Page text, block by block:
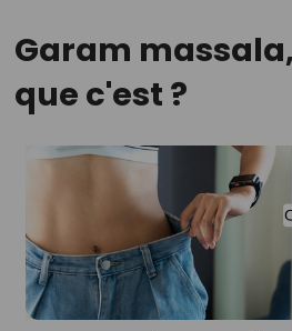
Garam
que c'est ?